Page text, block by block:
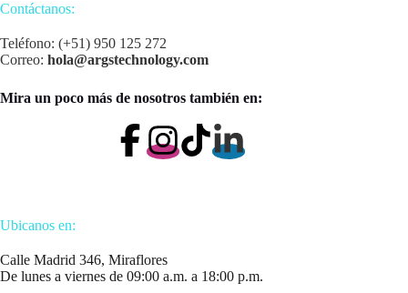
Contáctanos:
Teléfono: (+51) 950 125 272
Correo: hola@argstechnology.com
Mira un poco más de nosotros también en:
Ubicanos en:
Calle Madrid 346, Miraflores
De lunes a viernes de 09:00 a.m. a 18:00 p.m.